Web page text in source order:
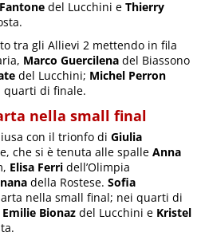
del Lucchini eThierry
tra gli Allievi 2 mettendo in fila
Marco Guercilena del Biassono
del Lucchini; Michel Perron
quarti di finale.
nella small final
con il trionfo diGiulia
che si è tenuta alle spalleAnna
Elisa Ferri dell’Olimpia
della Rostese.Sofia
nella small final; nei quarti di
Emilie Bionaz del Lucchini e Kristel